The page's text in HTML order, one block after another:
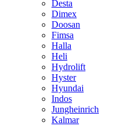
Desta
Dimex
Doosan
Fimsa
Halla
Heli
Hydrolift
Hyster
Hyundai
Indos
Jungheinrich
Kalmar